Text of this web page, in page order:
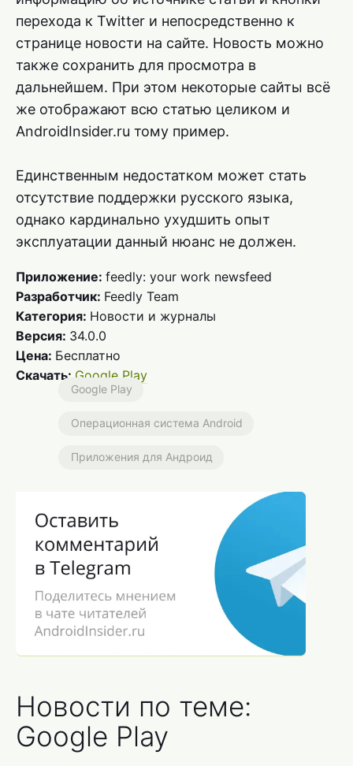
перехода к Twitter и непосредственно к
странице новости на сайте. Новость можно
также сохранить для просмотра в
дальнейшем. При этом некоторые сайты всё
же отображают всю статью целиком и
AndroidInsider.ru тому пример.
Единственным недостатком может стать
отсутствие поддержки русского языка,
однако кардинально ухудшить опыт
эксплуатации данный нюанс не должен.
Приложение: feedly: your work newsfeed
Разработчик: Feedly Team
Категория: Новости и журналы
Версия: 34.0.0
Цена: Бесплатно
Скачать: Google Play
Google Play
Операционная система Android
Приложения для Андроид
Новости по теме:
Google Play